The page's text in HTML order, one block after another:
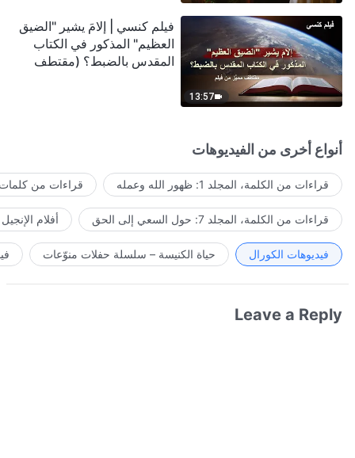
13:57
فيلم كنسي | إلامَ يشير "الضيق
العظيم" المذكور في الكتاب
المقدس بالضبط؟ (مقتطف
أنواع أخرى من الفيديوهات
قراءات من الكلمة، المجلد 1: ظهور الله وعمله قراءات من كلمات
قراءات من الكلمة، المجلد 7: حول السعي إلى الحق أفلام الإنجيل
فيديوهات الكورال حياة الكنيسة – سلسلة حفلات منوّعات
Leave a Reply